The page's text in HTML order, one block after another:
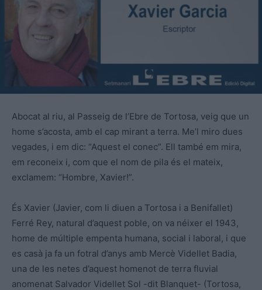
Abocat al riu, al Passeig de l’Ebre de Tortosa, veig que un
home s’acosta, amb el cap mirant a terra. Me’l miro dues
vegades, i em dic: “Aquest el conec”. Ell també em mira,
em reconeix i, com que el nom de pila és el mateix,
exclamem: “Hombre, Xavier!”.
És Xavier (Javier, com li diuen a Tortosa i a Benifallet)
Ferré Rey, natural d’aquest poble, on va néixer el 1943,
home de múltiple empenta humana, social i laboral, i que
es casà ja fa un fotral d’anys amb Mercè Videllet Badia,
una de les netes d’aquest homenot de terra fluvial
anomenat Salvador Videllet Sol -dit Blanquet- (Tortosa,